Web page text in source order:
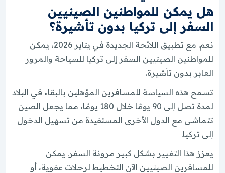
هل يمكن للمواطنين الصينيين
السفر إلى تركيا بدون تأشيرة؟
نعم. مع تطبيق اللائحة الجديدة في يناير 2026، يمكن
للمواطنين الصينيين السفر إلى تركيا للسياحة والمرور
العابر بدون تأشيرة.
تسمح هذه السياسة للمسافرين المؤهلين بالبقاء في البلاد
لمدة تصل إلى 90 يومًا خلال 180 يومًا، مما يجعل الصين
تتماشى مع الدول الأخرى المستفيدة من تسهيل الدخول
إلى تركيا.
يعزز هذا التغيير بشكل كبير مرونة السفر. يمكن
للمسافرين الصينيين الآن التخطيط لرحلات عفوية، أو